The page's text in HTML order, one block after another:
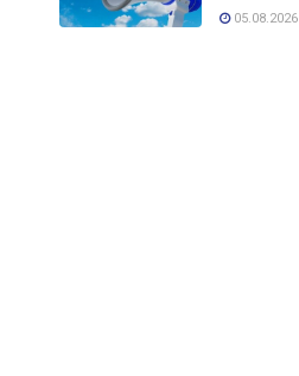
05.08.2026